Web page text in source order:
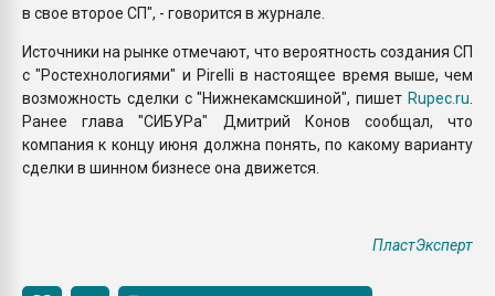
в свое второе СП", - говорится в журнале.
Источники на рынке отмечают, что вероятность создания СП
с "Ростехнологиями" и Pirelli в настоящее время выше, чем
возможность сделки с "Нижнекамскшиной", пишет Rupec.ru
Ранее глава "СИБУРа" Дмитрий Конов сообщал, что
компания к концу июня должна понять, по какому варианту
сделки в шинном бизнесе она движется.
ПластЭксперт